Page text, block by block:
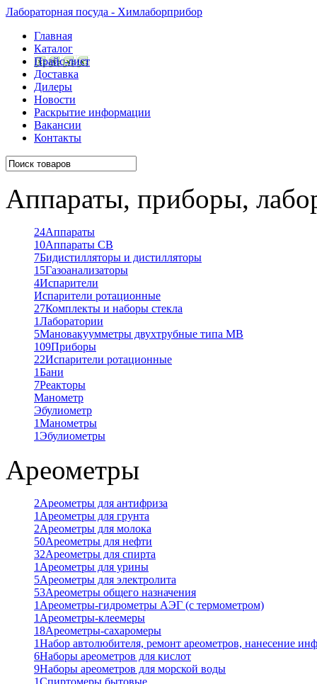
Лабораторная посуда - Химлаборприбор
Главная
Каталог
Прайс-лист
Доставка
Дилеры
Новости
Раскрытие информации
Вакансии
Контакты
Аппараты, приборы,
24Аппараты
10Аппараты СВ
7Бидистилляторы и дистилляторы
15Газоанализаторы
4Испарители
Испарители ротационные
27Комплекты и наборы стекла
1Лаборатории
5Мановакуумметры двухтрубные типа МВ
109Приборы
22Испарители ротационные
1Бани
7Реакторы
Манометр
Эбулиометр
1Манометры
1Эбулиометры
Ареометры
2Ареометры для антифриза
1 Ареометры для грунта
2Ареометры для молока
50Ареометры для нефти
32Ареометры для спирта
1 Ареометры для урины
5Ареометры для электролита
53Ареометры общего назначения
1 Ареометры-гидрометры АЭГ (с термометром)
1 Ареометры-клеемеры
18Ареометры-сахаромеры
1Набор автолюбителя, ремонт ареометров, нанесение
6Наборы ареометров для кислот
9Наборы ареометров для морской воды
1Спиртомеры бытовые